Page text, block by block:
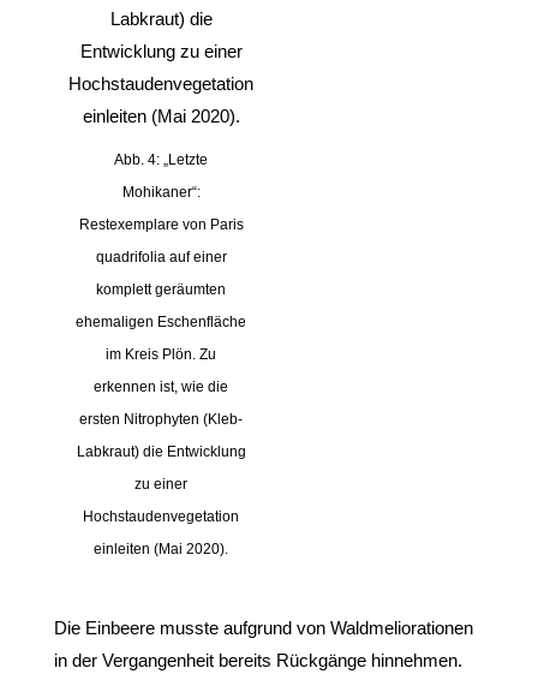
Abb. 4: „Letzte
Mohikaner“:
Restexemplare von Paris
quadrifolia auf einer
komplett geräumten
ehemaligen Eschenfläche
im Kreis Plön. Zu
erkennen ist, wie die
ersten Nitrophyten (Kleb-
Labkraut) die Entwicklung
zu einer
Hochstaudenvegetation
einleiten (Mai 2020).
Die Einbeere musste aufgrund von Waldmeliorationen
in der Vergangenheit bereits Rückgänge hinnehmen.